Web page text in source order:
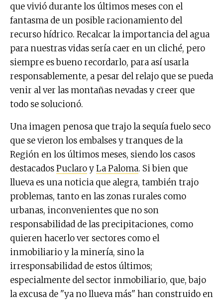
que vivió durante los últimos meses con el
fantasma de un posible racionamiento del
recurso hídrico. Recalcar la importancia del agua
para nuestras vidas sería caer en un cliché, pero
siempre es bueno recordarlo, para así usarla
responsablemente, a pesar del relajo que se pueda
venir al ver las montañas nevadas y creer que
todo se solucionó.
Una imagen penosa que trajo la sequía fuelo seco
que se vieron los embalses y tranques de la
Región en los últimos meses, siendo los casos
destacadosPuclaroyLa Paloma. Si bien que
llueva es una noticia que alegra, también trajo
problemas, tanto en las zonas rurales como
urbanas, inconvenientes que no son
responsabilidad de las precipitaciones, como
quieren hacerlo ver sectores como el
inmobiliario y la minería, sino la
irresponsabilidad de estos últimos;
especialmente del sector inmobiliario, que, bajo
la excusa de "ya no llueva más" han construido en